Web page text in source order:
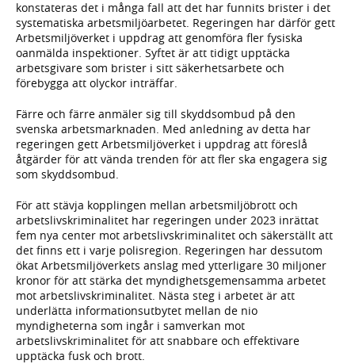
konstateras det i många fall att det har funnits brister i det
systematiska arbetsmiljöarbetet. Regeringen har därför gett
Arbetsmiljöverket i uppdrag att genomföra fler fysiska
oanmälda inspektioner. Syftet är att tidigt upptäcka
arbetsgivare som brister i sitt säkerhetsarbete och
förebygga att olyckor inträffar.
Färre och färre anmäler sig till skyddsombud på den
svenska arbetsmarknaden. Med anledning av detta har
regeringen gett Arbetsmiljöverket i uppdrag att föreslå
åtgärder för att vända trenden för att fler ska engagera sig
som skyddsombud.
För att stävja kopplingen mellan arbetsmiljöbrott och
arbetslivskriminalitet har regeringen under 2023 inrättat
fem nya center mot arbetslivskriminalitet och säkerställt att
det finns ett i varje polisregion. Regeringen har dessutom
ökat Arbetsmiljöverkets anslag med ytterligare 30 miljoner
kronor för att stärka det myndighetsgemensamma arbetet
mot arbetslivskriminalitet. Nästa steg i arbetet är att
underlätta informationsutbytet mellan de nio
myndigheterna som ingår i samverkan mot
arbetslivskriminalitet för att snabbare och effektivare
upptäcka fusk och brott.